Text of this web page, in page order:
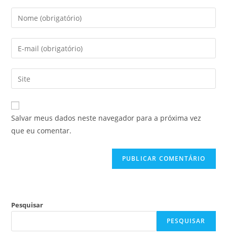
Salvar meus dados neste navegador para a próxima vez
que eu comentar.
Pesquisar
PESQUISAR